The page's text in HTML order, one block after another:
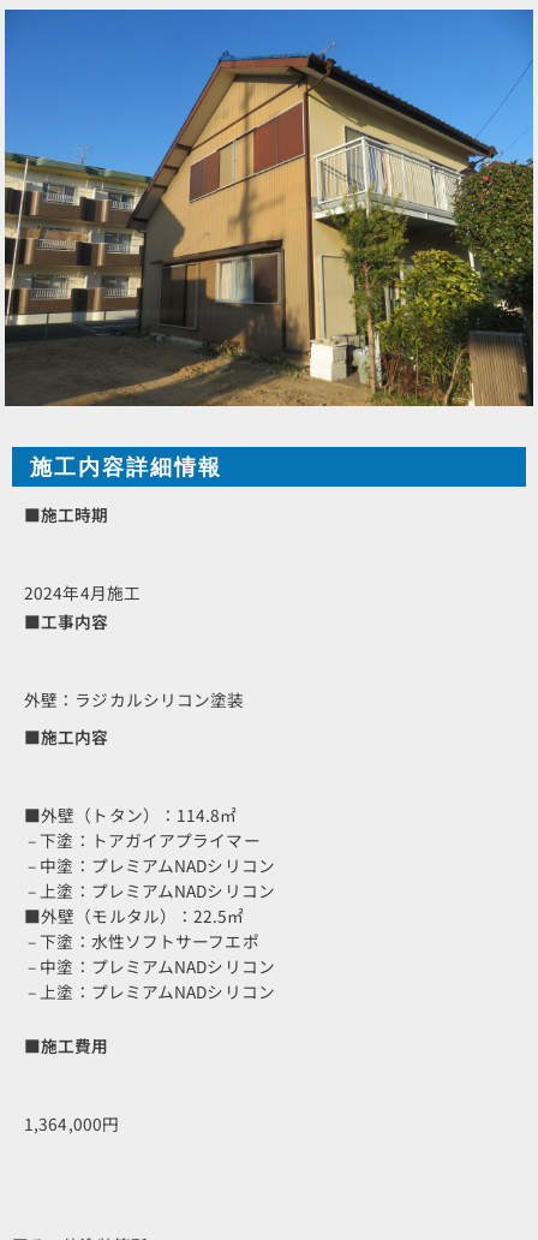
施工内容詳細情報
■施工時期
2024年4月施工
■工事内容
外壁：ラジカルシリコン塗装
■施工内容
■外壁（トタン）：114.8㎡
– 下塗：トアガイアプライマー
– 中塗：プレミアムNADシリコン
– 上塗：プレミアムNADシリコン
■外壁（モルタル）：22.5㎡
– 下塗：水性ソフトサーフエポ
– 中塗：プレミアムNADシリコン
– 上塗：プレミアムNADシリコン
■施工費用
1,364,000円